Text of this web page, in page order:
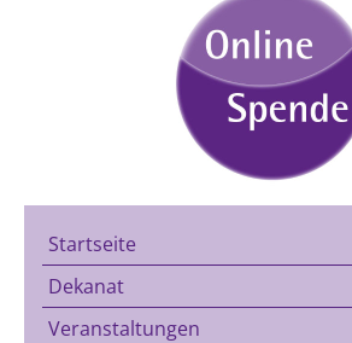
Startseite
Dekanat
Veranstaltungen